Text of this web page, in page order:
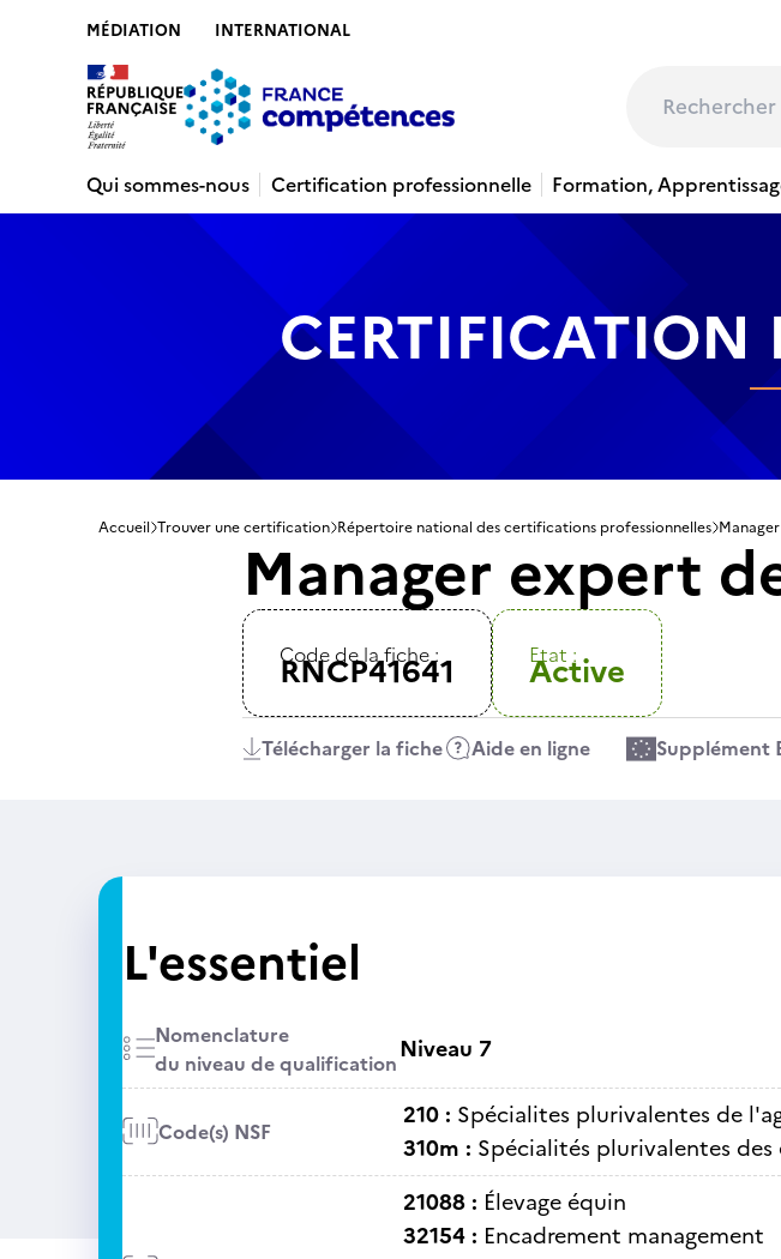
MÉDIATION INTERNATIONAL
Qui sommes-nous
Certification professionnelle Formation,
CERTIFICATION
Accueil Trouver une certification Répertoire national des certifications professionnelles
Manager expert
Code de la fiche :
RNCP41641 Etat :
Active
Télécharger la fiche Aide en ligne Supplément
L'essentiel
Nomenclature
du niveau de qualificationNiveau 7
Code(s) NSF
210 : Spécialites plurivalentes de
310m : Spécialités plurivalentes
21088 : Élevage équin
32154 : Encadrement management